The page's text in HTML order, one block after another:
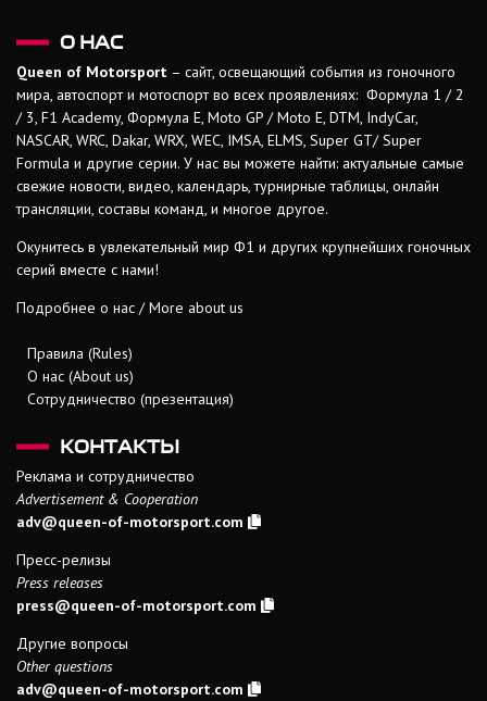
О НАС
Queen of Motorsport – сайт, освещающий события из гоночного
мира, автоспорт и мотоспорт во всех проявлениях: Формула 1 / 2
/ 3, F1 Academy, Формула Е, Moto GP / Moto E, DTM, IndyCar,
NASCAR, WRC, Dakar, WRX, WEC, IMSA, ELMS, Super GT/ Super
Formula и другие серии. У нас вы можете найти: актуальные самые
свежие новости, видео, календарь, турнирные таблицы, онлайн
трансляции, составы команд, и многое другое.
Окунитесь в увлекательный мир Ф1 и других крупнейших гоночных
серий вместе с нами!
Подробнее о нас / More about us
Правила (Rules)
О нас (About us)
Сотрудничество (презентация)
КОНТАКТЫ
Реклама и сотрудничество
Advertisement & Cooperation
adv@queen-of-motorsport.com
Пресс-релизы
Press releases
press@queen-of-motorsport.com
Другие вопросы
Other questions
adv@queen-of-motorsport.com